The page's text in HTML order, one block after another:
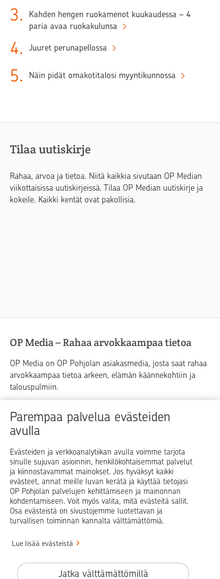
Parempaa palvelua evästeiden
avulla
Evästeiden ja verkkoanalytiikan avulla voimme tarjota
sinulle sujuvan asioinnin, henkilökohtaisemmat palvelut
ja kiinnostavammat mainokset. Jos hyväksyt kaikki
evästeet, annat meille luvan kerätä ja käyttää tietojasi
OP Pohjolan palvelujen kehittämiseen ja mainonnan
kohdentamiseen. Voit myös valita, mitä evästeitä sallit.
Osa evästeistä on sivustojemme luotettavan ja
turvallisen toiminnan kannalta välttämättömiä.
Lue lisää evästeistä
Jatka välttämättömillä
3.
Kahden hengen ruokamenot kuukaudessa – 4
paria avaa ruokakulunsa
4. Juuret perunapellossa
5. Näin pidät omakotitalosi myyntikunnossa
Tilaa uutiskirje
Rahaa, arvoa ja tietoa. Niitä kaikkia sivutaan OP Median
viikottaisissa uutiskirjeissä. Tilaa OP Median uutiskirje ja
kokeile. Kaikki kentät ovat pakollisia.
OP Media – Rahaa arvokkaampaa tietoa
OP Media on OP Pohjolan asiakasmedia, josta saat rahaa
arvokkaampaa tietoa arkeen, elämän käännekohtiin ja
talouspulmiin.
Raha Elämä
Yrityselämä
Blogit ja puheenvuorot
Op.fi OP Koti Pohjola Vahinkoapu
Facebook
X LinkedInInstagram
Käyttöehdot